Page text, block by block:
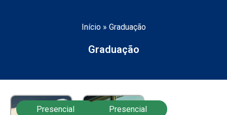
Início» Graduação
Graduação
Presencial Presencial